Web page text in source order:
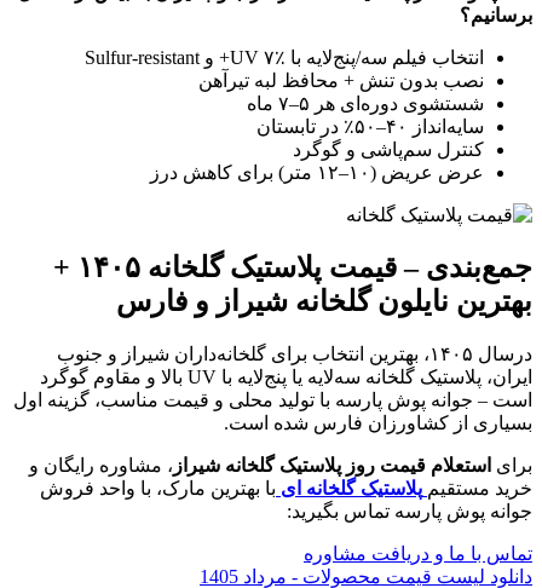
برسانیم؟
انتخاب فیلم سه/پنج‌لایه با UV ۷٪+ و Sulfur-resistant
نصب بدون تنش + محافظ لبه تیرآهن
شستشوی دوره‌ای هر ۵–۷ ماه
سایه‌انداز ۴۰–۵۰٪ در تابستان
کنترل سم‌پاشی و گوگرد
عرض عریض (۱۰–۱۲ متر) برای کاهش درز
جمع‌بندی – قیمت پلاستیک گلخانه ۱۴۰۵ +
بهترین نایلون گلخانه شیراز و فارس
درسال ۱۴۰۵، بهترین انتخاب برای گلخانه‌داران شیراز و جنوب
ایران، پلاستیک گلخانه سه‌لایه یا پنج‌لایه با UV بالا و مقاوم گوگرد
است – جوانه پوش پارسه با تولید محلی و قیمت مناسب، گزینه اول
بسیاری از کشاورزان فارس شده است.
برای استعلام قیمت روز پلاستیک گلخانه شیراز ، مشاوره رایگان و
خرید مستقیم پلاستیک گلخانه ای با بهترین مارک، با واحد فروش
جوانه پوش پارسه تماس بگیرید:
تماس با ما و دریافت مشاوره
دانلود لیست قیمت محصولات - مرداد 1405